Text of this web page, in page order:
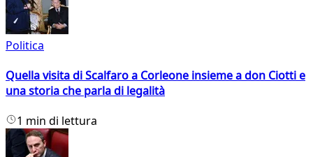
Politica
Quella visita di Scalfaro a Corleone insieme a don Ciotti e
una storia che parla di legalità
1 min di lettura